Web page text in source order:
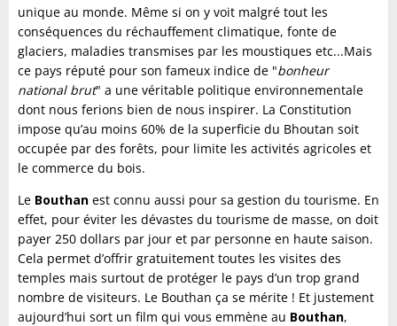
unique au monde. Même si on y voit malgré tout les
conséquences du réchauffement climatique, fonte de
glaciers, maladies transmises par les moustiques etc...Mais
ce pays réputé pour son fameux indice de "bonheur
national brut" a une véritable politique environnementale
dont nous ferions bien de nous inspirer. La Constitution
impose qu’au moins 60% de la superficie du Bhoutan soit
occupée par des forêts, pour limite les activités agricoles et
le commerce du bois.
Le Bouthan est connu aussi pour sa gestion du tourisme. En
effet, pour éviter les dévastes du tourisme de masse, on doit
payer 250 dollars par jour et par personne en haute saison.
Cela permet d’offrir gratuitement toutes les visites des
temples mais surtout de protéger le pays d’un trop grand
nombre de visiteurs. Le Bouthan ça se mérite ! Et justement
aujourd’hui sort un film qui vous emmène au Bouthan,